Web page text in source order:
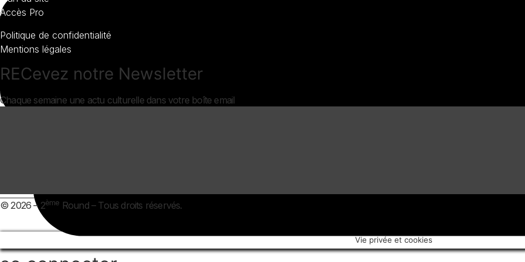
Accès Pro
Politique de confidentialité
Mentions légales
RECevez notre Newsletter
Chaque semaine une actu culturelle dans votre boîte email
© 2026 – 2ème Round – Tous droits réservés.
Vie privée et cookies